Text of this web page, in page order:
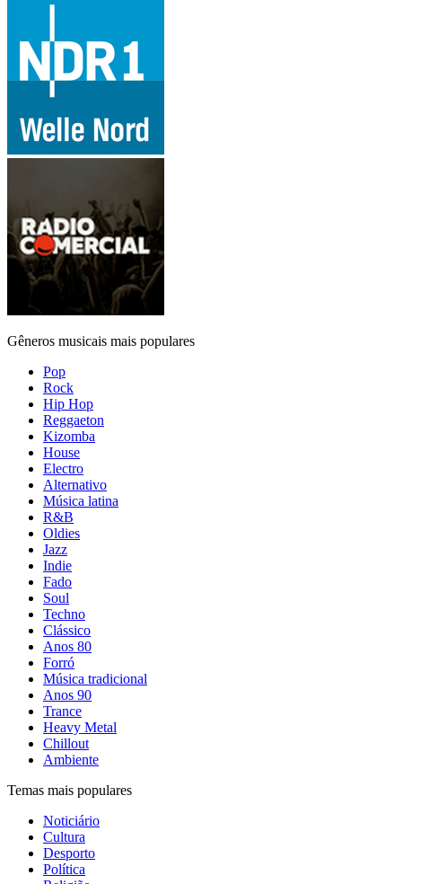
Gêneros musicais mais populares
Pop
Rock
Hip Hop
Reggaeton
Kizomba
House
Electro
Alternativo
Música latina
R&B
Oldies
Jazz
Indie
Fado
Soul
Techno
Clássico
Anos 80
Forró
Música tradicional
Anos 90
Trance
Heavy Metal
Chillout
Ambiente
Temas mais populares
Noticiário
Cultura
Desporto
Política